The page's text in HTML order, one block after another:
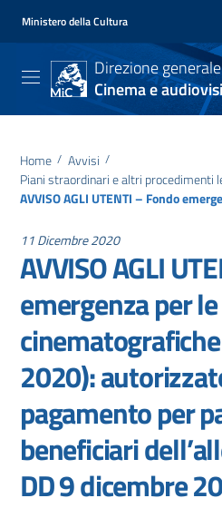
Ministero della Cultura
Direzione generale
Cinema e
Home / Avvisi /
Piani straordinari e altri procedimenti
11 Dicembre 2020
AVVISO AGLI
emergenza per
2020):
pagamento per
beneficiari
DD 9 dicembre